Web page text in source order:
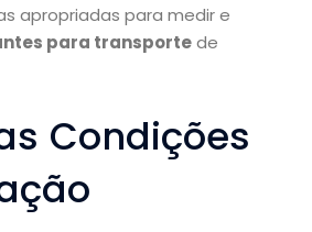
apropriadas para medir e
para transportede
Condições